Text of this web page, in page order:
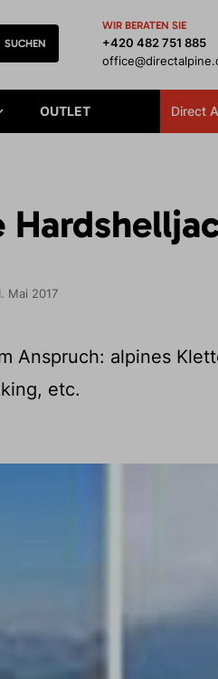
SUCHEN
WIR BERATEN SIE
+420 482 751 885
OUTLET Direct
Mai 2017
Anspruch: alpines
etc.